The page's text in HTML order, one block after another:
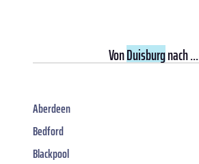
VonDuisburgnach ...
Aberdeen
Bedford
Blackpool